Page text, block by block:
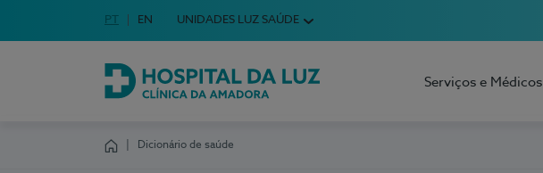
Escolha o seu idioma
Idioma em Português
PT English Language
EN UNIDADES LUZ SAÚDE
Hospital da Luz Clínica da Amadora
Serviços e Médicos
Dicionário de saúde